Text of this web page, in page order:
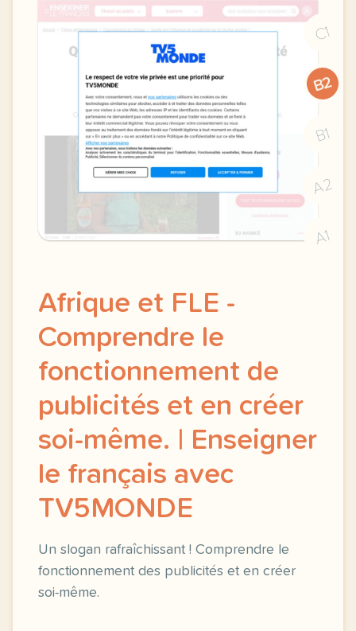
C1
B2
B1
A2
A1
Afrique et FLE -
Comprendre le
fonctionnement de
publicités et en créer
soi-même. | Enseigner
le français avec
TV5MONDE
Un slogan rafraîchissant ! Comprendre le
fonctionnement des publicités et en créer
soi-même.